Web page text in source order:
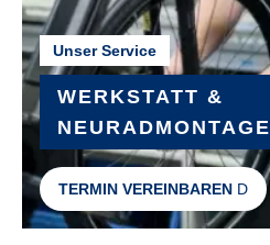
Unser Service
WERKSTATT &
NEURADMONTAGE
TERMIN VEREINBAREN